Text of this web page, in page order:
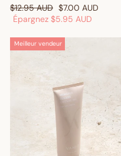
Prix
régulier
$12.95 AUD Prix
réduit
$7.00 AUD
Épargnez $5.95 AUD
Meilleur vendeur